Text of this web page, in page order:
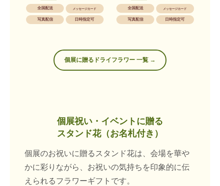
全国配送 メッセージカード
写真配信 日時指定可
全国配送 メッセージカード
写真配信 日時指定可
個展に贈るドライフラワー 一覧 →
個展祝い・イベントに贈る
スタンド花（お名札付き）
個展のお祝いに贈るスタンド花は、会場を華や
かに彩りながら、お祝いの気持ちを印象的に伝
えられるフラワーギフトです。